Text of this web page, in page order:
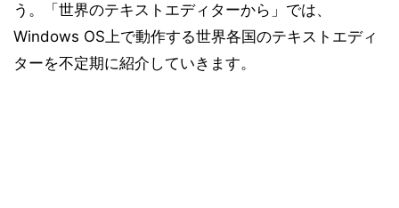
う。「世界のテキストエディターから」では、
Windows OS上で動作する世界各国のテキストエディ
ターを不定期に紹介していきます。